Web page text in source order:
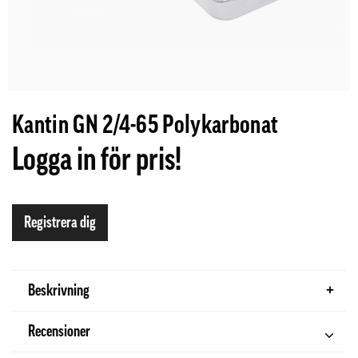
Kantin GN 2/4-65 Polykarbonat
Logga in för pris!
Registrera dig
Beskrivning
Recensioner